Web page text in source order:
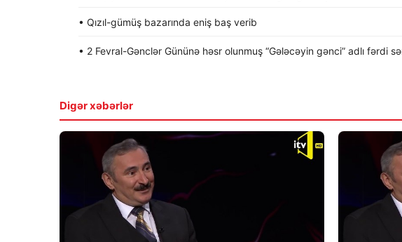
• Qızıl-gümüş bazarında eniş baş verib
• 2 Fevral-Gənclər Gününə həsr olunmuş “Gələcəyin gənci” adlı fərdi
Digər xəbərlər